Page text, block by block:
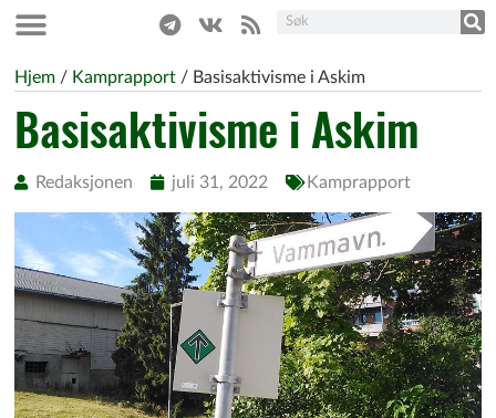
Hjem / Kamprapport / Basisaktivisme i Askim
Basisaktivisme i Askim
Redaksjonen juli 31, 2022 Kamprapport